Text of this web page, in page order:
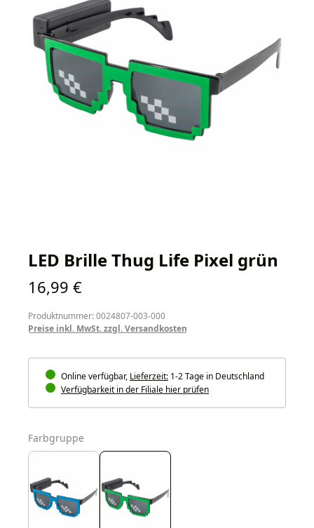
LED Brille Thug Life Pixel grün
Regulärer Preis:
16,99 €
Produktnummer: 0024807-003-000
Preise inkl. MwSt. zzgl. Versandkosten
Online verfügbar, Lieferzeit: 1-2 Tage in Deutschland
Verfügbarkeit in der Filiale hier prüfen
Farbgruppe